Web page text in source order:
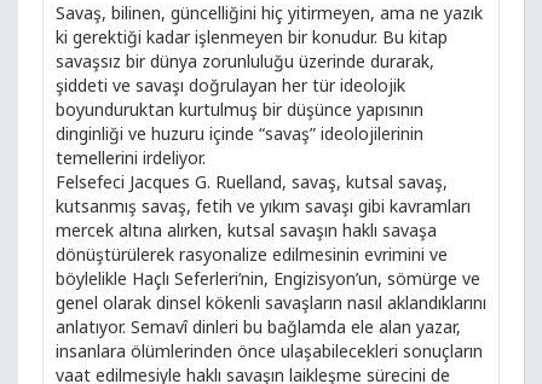
Savaş, bilinen, güncelliğini hiç yitirmeyen, ama ne yazık
ki gerektiği kadar işlenmeyen bir konudur. Bu kitap
savaşsız bir dünya zorunluluğu üzerinde durarak,
şiddeti ve savaşı doğrulayan her tür ideolojik
boyunduruktan kurtulmuş bir düşünce yapısının
dinginliği ve huzuru içinde “savaş” ideolojilerinin
temellerini irdeliyor.
Felsefeci Jacques G. Ruelland, savaş, kutsal savaş,
kutsanmış savaş, fetih ve yıkım savaşı gibi kavramları
mercek altına alırken, kutsal savaşın haklı savaşa
dönüştürülerek rasyonalize edilmesinin evrimini ve
böylelikle Haçlı Seferleri’nin, Engizisyon’un, sömürge ve
genel olarak dinsel kökenli savaşların nasıl aklandıklarını
anlatıyor. Semavî dinleri bu bağlamda ele alan yazar,
insanlara ölümlerinden önce ulaşabilecekleri sonuçların
vaat edilmesiyle haklı savaşın laikleşme sürecini de